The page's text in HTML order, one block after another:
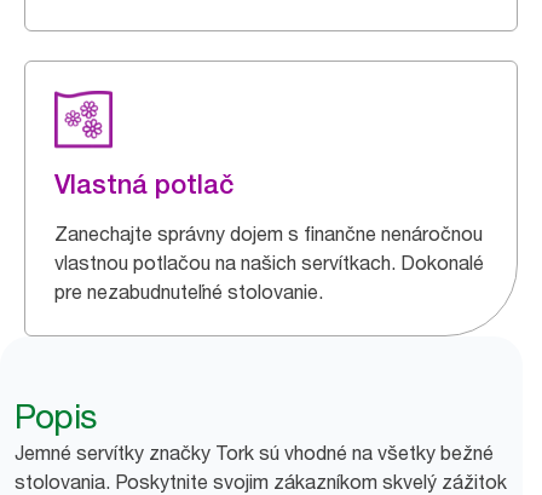
Vlastná potlač
Zanechajte správny dojem s finančne nenáročnou
vlastnou potlačou na našich servítkach. Dokonalé
pre nezabudnuteľné stolovanie.
Popis
Jemné servítky značky Tork sú vhodné na všetky bežné
stolovania. Poskytnite svojim zákazníkom skvelý zážitok